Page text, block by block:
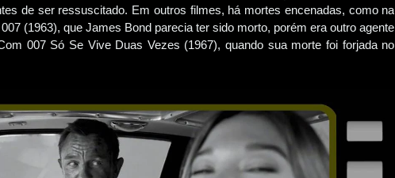
de ser ressuscitado. Em outros filmes, há mortes encenadas, como na
(1963), que James Bond parecia ter sido morto, porém era outro agente
007 Só Se Vive Duas Vezes (1967), quando sua morte foi forjada no